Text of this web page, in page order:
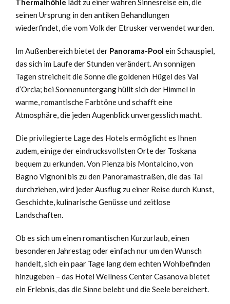
Thermalhöhle lädt zu einer wahren Sinnesreise ein, die
seinen Ursprung in den antiken Behandlungen
wiederfindet, die vom Volk der Etrusker verwendet wurden.
Im Außenbereich bietet der Panorama-Pool ein Schauspiel,
das sich im Laufe der Stunden verändert. An sonnigen
Tagen streichelt die Sonne die goldenen Hügel des Val
d’Orcia; bei Sonnenuntergang hüllt sich der Himmel in
warme, romantische Farbtöne und schafft eine
Atmosphäre, die jeden Augenblick unvergesslich macht.
Die privilegierte Lage des Hotels ermöglicht es Ihnen
zudem, einige der eindrucksvollsten Orte der Toskana
bequem zu erkunden. Von Pienza bis Montalcino, von
Bagno Vignoni bis zu den Panoramastraßen, die das Tal
durchziehen, wird jeder Ausflug zu einer Reise durch Kunst,
Geschichte, kulinarische Genüsse und zeitlose
Landschaften.
Ob es sich um einen romantischen Kurzurlaub, einen
besonderen Jahrestag oder einfach nur um den Wunsch
handelt, sich ein paar Tage lang dem echten Wohlbefinden
hinzugeben – das Hotel Wellness Center Casanova bietet
ein Erlebnis, das die Sinne belebt und die Seele bereichert.